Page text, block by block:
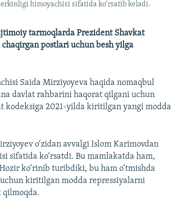
himoyachisi sifatida ko‘rsatib keladi.
tarmoqlarda Prezident Shavkat
chaqirgan postlari uchun besh yilga
Saida Mirziyoyeva haqida nomaqbul
davlat rahbarini haqorat qilgani uchun
kodeksiga 2021-yilda kiritilgan yangi modda
o‘zidan avvalgi Islom Karimovdan
sifatida ko‘rsatdi. Bu mamlakatda ham,
ko‘rinib turibdiki, bu ham o‘tmishda
kiritilgan modda repressiyalarni
qilmoqda.